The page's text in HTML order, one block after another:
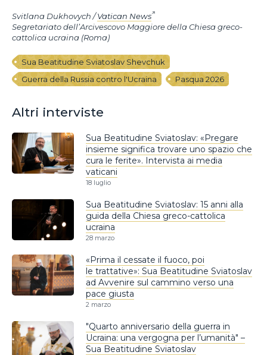
Svitlana Dukhovych /Vatican News
Segretariato dell’Arcivescovo Maggiore della Chiesa greco-
cattolica ucraina (Roma)
Sua Beatitudine Sviatoslav Shevchuk
Guerra della Russia contro l'Ucraina
Pasqua 2026
Altri interviste
Sua Beatitudine Sviatoslav: «Pregare
insieme significa trovare uno spazio che
cura le ferite». Intervista ai media
vaticani
18 luglio
Sua Beatitudine Sviatoslav: 15 anni alla
guida della Chiesa greco-cattolica
ucraina
28 marzo
«Prima il cessate il fuoco, poi
le trattative»: Sua Beatitudine Sviatoslav
ad Avvenire sul cammino verso una
pace giusta
2 marzo
"Quarto anniversario della guerra in
Ucraina: una vergogna per l’umanità" –
Sua Beatitudine Sviatoslav